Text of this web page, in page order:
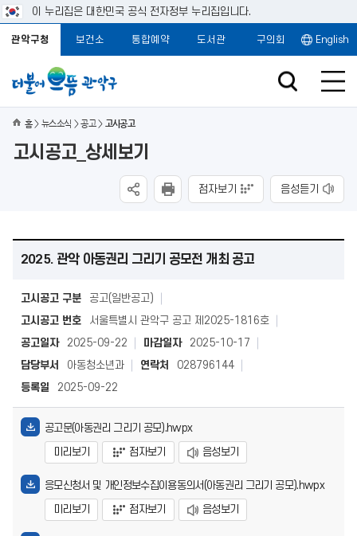
이 누리집은 대한민국 공식 전자정부 누리집입니다.
관악구청 보건소 통합예약 도서관 구의회 English
홈 뉴스소식 공고 고시공고
고시공고_상세보기
점자보기 음성듣기
2025. 관악 아동권리 그리기 공모전 개최 공고
고시공고 구분
공고(일반공고)
고시공고 번호
서울특별시 관악구 공고 제2025-1816호
공고일자
2025-09-22 마감일자
2025-10-17
담당부서
아동청소년과 연락처
028796144
등록일
2025-09-22
공고문(아동권리 그리기 공모).hwpx
미리보기
점자보기 음성보기
응모신청서 및 개인정보수집이용동의서(아동권리 그리기 공모).hwpx
미리보기
점자보기 음성보기